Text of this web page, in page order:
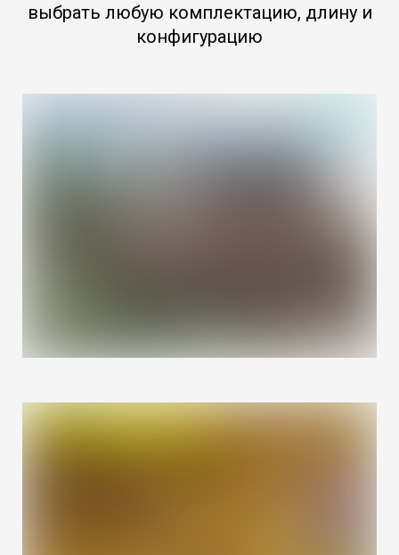
выбрать любую комплектацию, длину и
конфигурацию